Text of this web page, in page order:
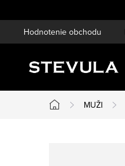
na
Hodnotenie obchodu
Domov
MUŽI